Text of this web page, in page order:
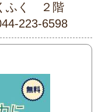
ふく ２階
223-6598